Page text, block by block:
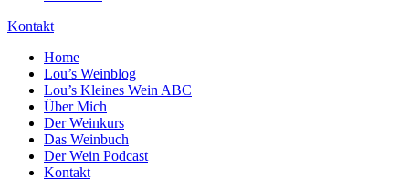
Kontakt
Home
Lou’s Weinblog
Lou’s Kleines Wein ABC
Über Mich
Der Weinkurs
Das Weinbuch
Der Wein Podcast
Kontakt